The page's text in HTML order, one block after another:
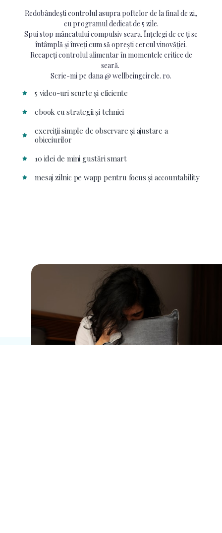
Redobândești controlul asupra poftelor de la final de zi,
cu programul dedicat de 5 zile.
Spui stop mâncatului compulsiv seara. Înțelegi de ce ți se
întâmplă și înveți cum să oprești cercul vinovăției.
Recapeți controlul alimentar în momentele critice de
seară.
Scrie-mi pe dana @ wellbeingcircle. ro.
5 video-uri scurte și eficiente
ebook cu strategii și tehnici
exerciții simple de observare și ajustare a
obiceiurilor
10 idei de mini gustări smart
mesaj zilnic pe wapp pentru focus și accountability